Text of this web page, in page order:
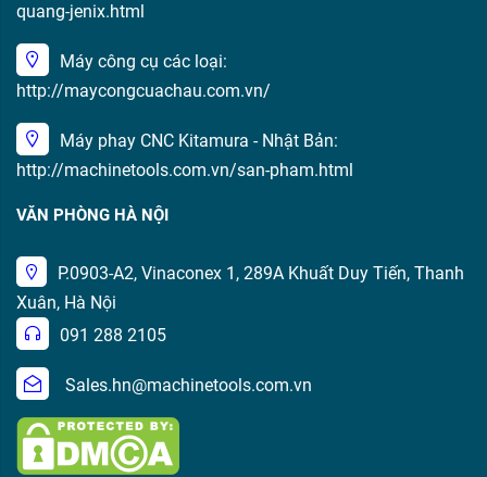
quang-jenix.html
Máy công cụ các loại:
http://maycongcuachau.com.vn/
Máy phay CNC Kitamura - Nhật Bản:
http://machinetools.com.vn/san-pham.html
VĂN PHÒNG HÀ NỘI
P.0903-A2, Vinaconex 1, 289A Khuất Duy Tiến, Thanh
Xuân, Hà Nội
091 288 2105
Sales.hn@machinetools.com.vn